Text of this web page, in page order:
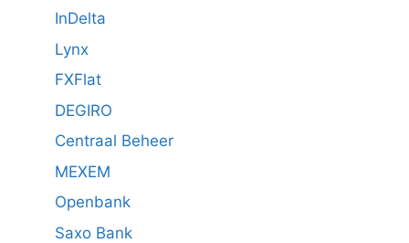
InDelta
Lynx
FXFlat
DEGIRO
Centraal Beheer
MEXEM
Openbank
Saxo Bank